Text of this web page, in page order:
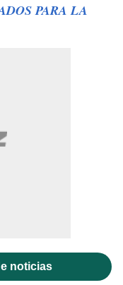
PARA LA
noticias